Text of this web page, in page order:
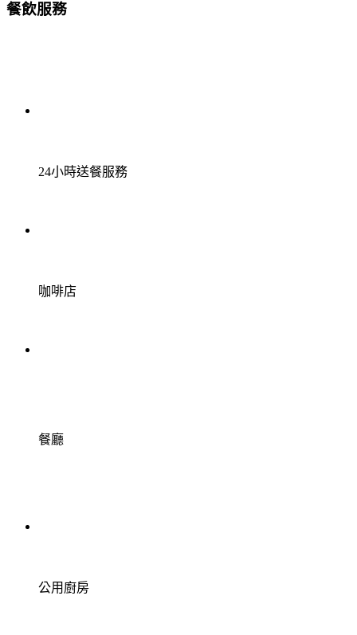
餐飲服務
24小時送餐服務
咖啡店
餐廳
公用廚房